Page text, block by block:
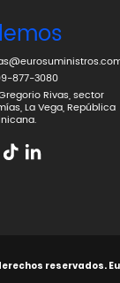
877-3080
Rivas, sector
La Vega, República
reservados.